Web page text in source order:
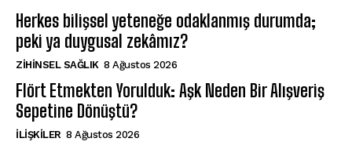
Herkes bilişsel yeteneğe odaklanmış durumda;
peki ya duygusal zekâmız?
ZIHINSEL SAĞLIK 8 Ağustos 2026
Flört Etmekten Yorulduk: Aşk Neden Bir Alışveriş
Sepetine Dönüştü?
İLIŞKILER 8 Ağustos 2026